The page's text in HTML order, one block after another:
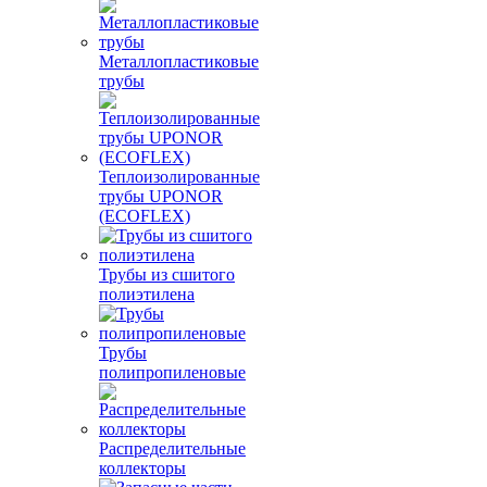
Металлопластиковые
трубы
Теплоизолированные
трубы UPONOR
(ECOFLEX)
Трубы из сшитого
полиэтилена
Трубы
полипропиленовые
Распределительные
коллекторы